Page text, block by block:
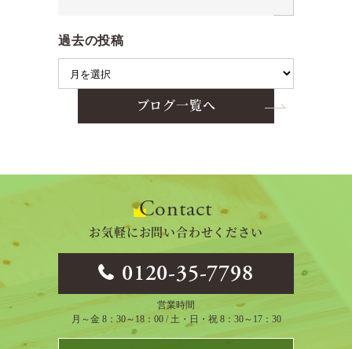
過去の投稿
ブログ一覧へ
Contact
お気軽にお問い合わせください
0120-35-7798
営業時間
月～金 8：30～18：00 / 土・日・祝 8：30～17：30